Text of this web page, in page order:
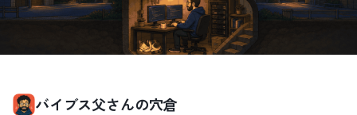
バイブス父さんの穴倉